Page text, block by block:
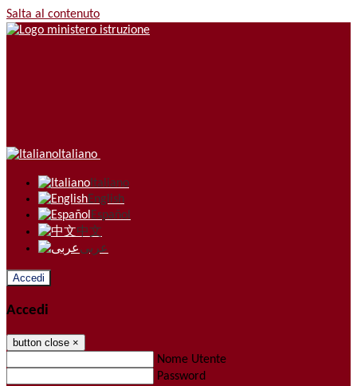
Salta al contenuto
Italiano
Italiano
English
Español
中文
عربى
Accedi
Accedi
button close ×
Nome Utente
Password